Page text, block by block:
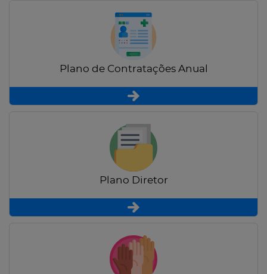
Plano de Contratações Anual
Plano Diretor